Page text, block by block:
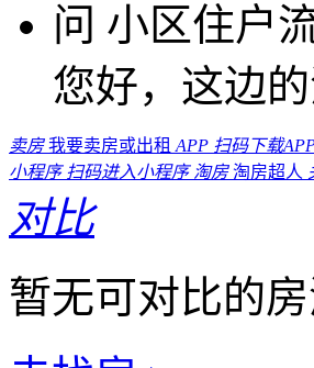
问 小区住户
您好，这边
卖房 我要卖房或出租 APP 扫码下载
小程序 扫码进入小程序 淘房 淘房超人
对比
暂无可对比的